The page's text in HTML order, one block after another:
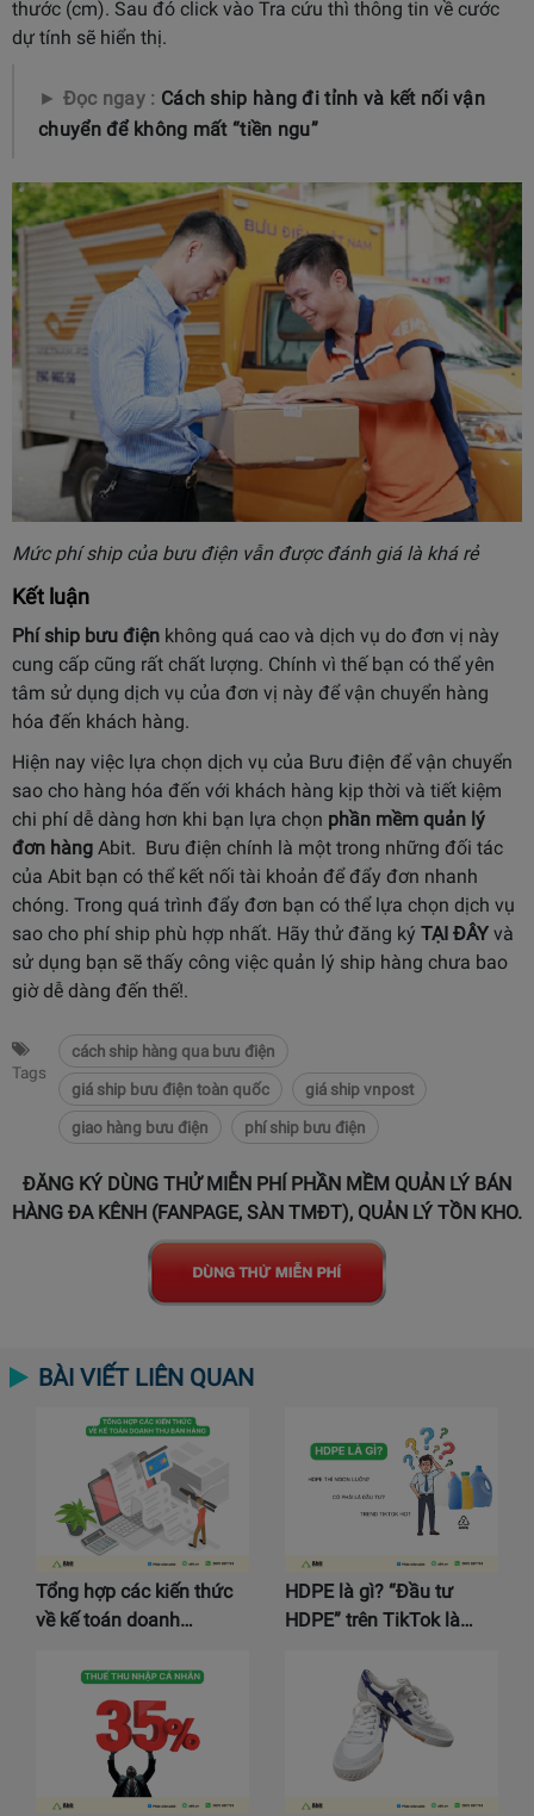
thước (cm). Sau đó click vào Tra cứu thì thông tin về cước
dự tính sẽ hiển thị.
► Đọc ngay : Cách ship hàng đi tỉnh và kết nối vận
chuyển để không mất “tiền ngu”
Mức phí ship của bưu điện vẫn được đánh giá là khá rẻ
Kết luận
Phí ship bưu điện không quá cao và dịch vụ do đơn vị này
cung cấp cũng rất chất lượng. Chính vì thế bạn có thể yên
tâm sử dụng dịch vụ của đơn vị này để vận chuyển hàng
hóa đến khách hàng.
Hiện nay việc lựa chọn dịch vụ của Bưu điện để vận chuyển
sao cho hàng hóa đến với khách hàng kịp thời và tiết kiệm
chi phí dễ dàng hơn khi bạn lựa chọn phần mềm quản lý
đơn hàng Abit. Bưu điện chính là một trong những đối tác
của Abit bạn có thể kết nối tài khoản để đẩy đơn nhanh
chóng. Trong quá trình đẩy đơn bạn có thể lựa chọn dịch vụ
sao cho phí ship phù hợp nhất. Hãy thử đăng ký TẠI ĐÂY và
sử dụng bạn sẽ thấy công việc quản lý ship hàng chưa bao
giờ dễ dàng đến thế!.
Tags
cách ship hàng qua bưu điện
giá ship bưu điện toàn quốc
giá ship vnpost
giao hàng bưu điện
phí ship bưu điện
ĐĂNG KÝ DÙNG THỬ MIỄN PHÍ PHẦN MỀM QUẢN LÝ BÁN
HÀNG ĐA KÊNH (FANPAGE, SÀN TMĐT), QUẢN LÝ TỒN KHO.
BÀI VIẾT LIÊN QUAN
Tổng hợp các kiến thức
về kế toán doanh…
HDPE là gì? “Đầu tư
HDPE” trên TikTok là…